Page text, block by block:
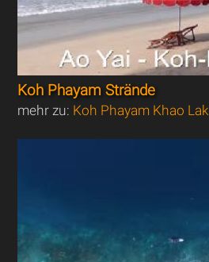
Koh Phayam Strände
mehr zu: Koh Phayam Khao Lak